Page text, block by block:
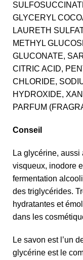
GLYCERYL
LAURETH
METHYL
GLUCONATE,
CITRIC ACID,
CHLORIDE,
HYDROXIDE,
PARFUM
Conseil
La glycérine,
visqueux, inodore
fermentation
des triglycérides.
hydratantes et
dans les
Le savon est l’un
glycérine est le